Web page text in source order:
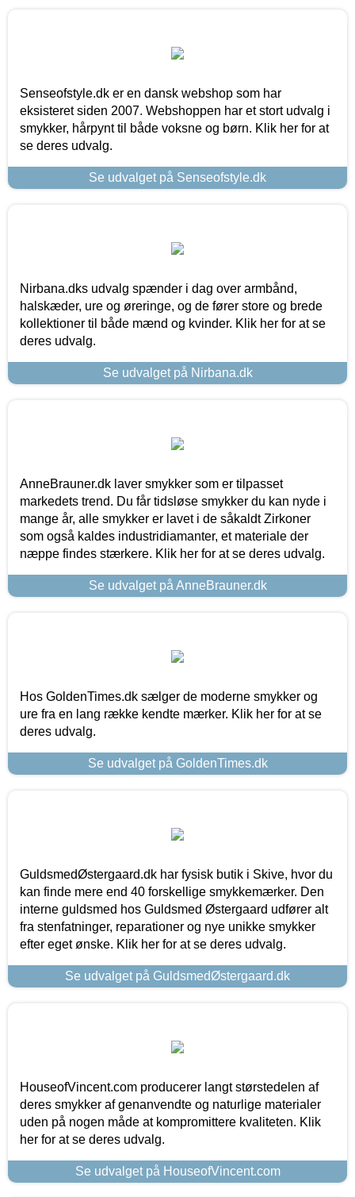
Senseofstyle.dk er en dansk webshop som har
eksisteret siden 2007. Webshoppen har et stort udvalg i
smykker, hårpynt til både voksne og børn. Klik her for at
se deres udvalg.
Se udvalget på Senseofstyle.dk
Nirbana.dks udvalg spænder i dag over armbånd,
halskæder, ure og øreringe, og de fører store og brede
kollektioner til både mænd og kvinder. Klik her for at se
deres udvalg.
Se udvalget på Nirbana.dk
AnneBrauner.dk laver smykker som er tilpasset
markedets trend. Du får tidsløse smykker du kan nyde i
mange år, alle smykker er lavet i de såkaldt Zirkoner
som også kaldes industridiamanter, et materiale der
næppe findes stærkere. Klik her for at se deres udvalg.
Se udvalget på AnneBrauner.dk
Hos GoldenTimes.dk sælger de moderne smykker og
ure fra en lang række kendte mærker. Klik her for at se
deres udvalg.
Se udvalget på GoldenTimes.dk
GuldsmedØstergaard.dk har fysisk butik i Skive, hvor du
kan finde mere end 40 forskellige smykkemærker. Den
interne guldsmed hos Guldsmed Østergaard udfører alt
fra stenfatninger, reparationer og nye unikke smykker
efter eget ønske. Klik her for at se deres udvalg.
Se udvalget på GuldsmedØstergaard.dk
HouseofVincent.com producerer langt størstedelen af
deres smykker af genanvendte og naturlige materialer
uden på nogen måde at kompromittere kvaliteten. Klik
her for at se deres udvalg.
Se udvalget på HouseofVincent.com